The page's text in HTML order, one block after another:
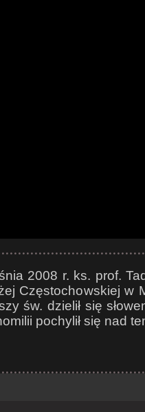
2008 r. ks. prof.
Częstochowskiej w
św. dzielił się
pochylił się nad